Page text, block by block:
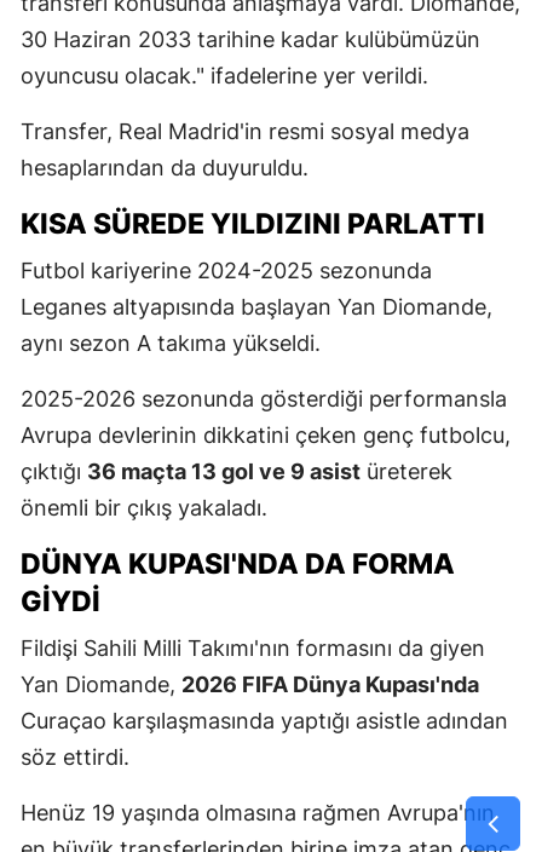
30 Haziran 2033 tarihine kadar kulübümüzün
oyuncusu olacak." ifadelerine yer verildi.
Transfer, Real Madrid'in resmi sosyal medya
hesaplarından da duyuruldu.
KISA SÜREDE YILDIZINI PARLATTI
Futbol kariyerine 2024-2025 sezonunda
Leganes altyapısında başlayan Yan Diomande,
aynı sezon A takıma yükseldi.
2025-2026 sezonunda gösterdiği performansla
Avrupa devlerinin dikkatini çeken genç futbolcu,
çıktığı 36 maçta 13 gol ve 9 asist üreterek
önemli bir çıkış yakaladı.
DÜNYA KUPASI'NDA DA FORMA
GIYDI
Fildişi Sahili Milli Takımı'nın formasını da giyen
Yan Diomande, 2026 FIFA Dünya Kupası'nda
Curaçao karşılaşmasında yaptığı asistle adından
söz ettirdi.
Henüz 19 yaşında olmasına rağmen Avrupa'nın